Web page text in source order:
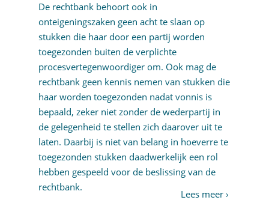
De rechtbank behoort ook in
onteigeningszaken geen acht te slaan op
stukken die haar door een partij worden
toegezonden buiten de verplichte
procesvertegenwoordiger om. Ook mag de
rechtbank geen kennis nemen van stukken die
haar worden toegezonden nadat vonnis is
bepaald, zeker niet zonder de wederpartij in
de gelegenheid te stellen zich daarover uit te
laten. Daarbij is niet van belang in hoeverre te
toegezonden stukken daadwerkelijk een rol
hebben gespeeld voor de beslissing van de
rechtbank.